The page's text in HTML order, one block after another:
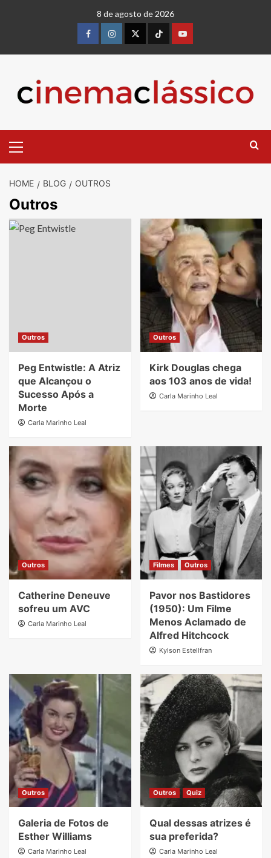
8 de agosto de 2026
FacebookinstagramtwitterTiktokyoutube
Menu
HOME BLOG OUTROS
Outros
Outros
Peg Entwistle: A Atriz
que Alcançou o
Sucesso Após a
Morte
Carla Marinho Leal
Outros
Kirk Douglas chega
aos 103 anos de vida!
Carla Marinho Leal
Outros
Catherine Deneuve
sofreu um AVC
Carla Marinho Leal
Filmes Outros
Pavor nos Bastidores
(1950): Um Filme
Menos Aclamado de
Alfred Hitchcock
Kylson Estellfran
Outros
Galeria de Fotos de
Esther Williams
Carla Marinho Leal
Outros Quiz
Qual dessas atrizes é
sua preferida?
Carla Marinho Leal